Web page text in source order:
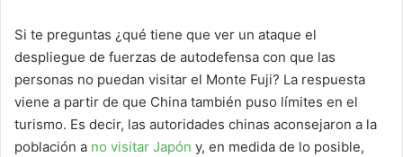
Si te preguntas ¿qué tiene que ver un ataque el
despliegue de fuerzas de autodefensa con que las
personas no puedan visitar el Monte Fuji? La respuesta
viene a partir de que China también puso límites en el
turismo. Es decir, las autoridades chinas aconsejaron a la
población a no visitar Japón y, en medida de lo posible,